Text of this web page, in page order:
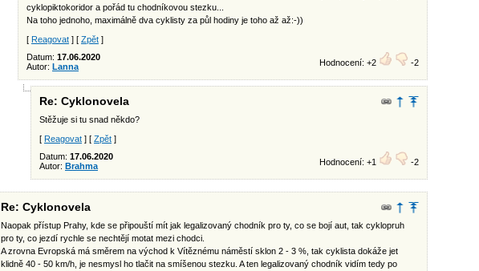
cyklopiktokoridor a pořád tu chodníkovou stezku...
Na toho jednoho, maximálně dva cyklisty za půl hodiny je toho až až:-))
[ Reagovat ] [ Zpět ]
Datum: 17.06.2020
Autor: Lanna Hodnocení: +2 -2
Re: Cyklonovela
Stěžuje si tu snad někdo?
[ Reagovat ] [ Zpět ]
Datum: 17.06.2020
Autor: Brahma Hodnocení: +1 -2
Re: Cyklonovela
Naopak přístup Prahy, kde se připouští mít jak legalizovaný chodník pro ty, co se bojí aut, tak cyklopruh
pro ty, co jezdí rychle se nechtějí motat mezi chodci.
A zrovna Evropská má směrem na východ k Vítěznému náměstí sklon 2 - 3 %, tak cyklista dokáže jet
klidně 40 - 50 km/h, je nesmysl ho tlačit na smíšenou stezku. A ten legalizovaný chodník vidím tedy po